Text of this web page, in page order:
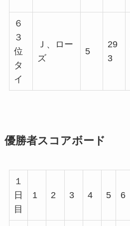
６
３
位
タ
イ
Ｊ、ロー
ズ
5
29
3
優勝者スコアボード
１
日
目
1 2 3 4 5 6